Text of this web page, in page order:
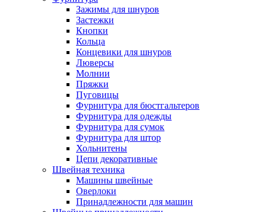
Зажимы для шнуров
Застежки
Кнопки
Кольца
Концевики для шнуров
Люверсы
Молнии
Пряжки
Пуговицы
Фурнитура для бюстгальтеров
Фурнитура для одежды
Фурнитура для сумок
Фурнитура для штор
Хольнитены
Цепи декоративные
Швейная техника
Машины швейные
Оверлоки
Принадлежности для машин